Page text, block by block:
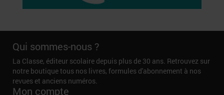
Qui sommes-nous ?
La Classe, éditeur scolaire depuis plus de 30 ans. Retrouvez sur
notre boutique tous nos livres, formules d'abonnement à nos
revues et anciens numéros.
Mon compte